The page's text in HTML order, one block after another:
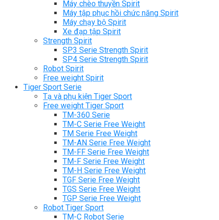
Máy chèo thuyền Spirit
Máy tập phục hồi chức năng Spirit
Máy chạy bộ Spirit
Xe đạp tập Spirit
Strength Spirit
SP3 Serie Strength Spirit
SP4 Serie Strength Spirit
Robot Spirit
Free weight Spirit
Tiger Sport Serie
Tạ và phụ kiện Tiger Sport
Free weight Tiger Sport
TM-360 Serie
TM-C Serie Free Weight
TM Serie Free Weight
TM-AN Serie Free Weight
TM-FF Serie Free Weight
TM-F Serie Free Weight
TM-H Serie Free Weight
TGF Serie Free Weight
TGS Serie Free Weight
TGP Serie Free Weight
Robot Tiger Sport
TM-C Robot Serie